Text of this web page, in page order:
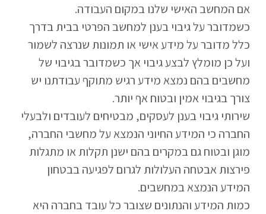
אם המחשב האישי שלנו במקום העבודה.
כשמדובר על גיבוי בענן למחשב הפרטי בבית בדרך
כלל מדובר על מידע אישי או תמונות שנרצה לשמור
ועל כן מומלץ לבצע גיבוי אך כשמדובר בגיבוי של
מחשבים בהם נמצא מידע רגיש מתוקף עבודתנו יש
צורך בגיבוי אמין ובטוח אף יותר.
שירותי גיבוי בענן לעסקים, מבטיחים לעובדים ולבעלי
החברה כי המידע החיוני הנמצא על מחשבי החברה,
מוגן ובטוח גם במקרים בהם ישנן תקלות או מתגלות
פירצות אבטחה העלולות לגרום לפגיעה בבטחון
המידע הנמצא במחשבים.
כמות המידע והנתונים שצובר כל עובד בחברה היא